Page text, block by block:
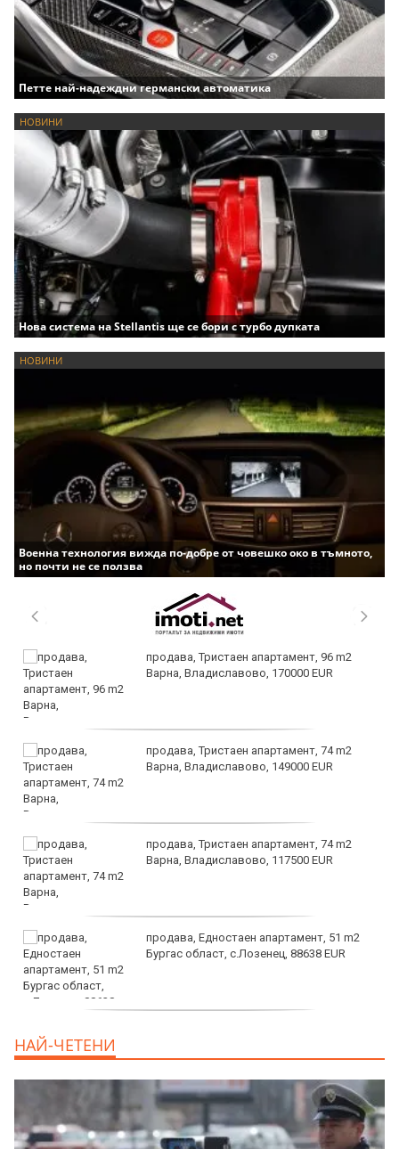
Петте най-надеждни германски автоматика
НОВИНИ
Нова система на Stellantis ще се бори с турбо дупката
НОВИНИ
Военна технология вижда по-добре от човешко око в тъмното,
но почти не се ползва
продава, Тристаен апартамент, 96 m2
Варна, Владиславово, 170000 EUR
продава, Тристаен апартамент, 74 m2
Варна, Владиславово, 149000 EUR
продава, Тристаен апартамент, 74 m2
Варна, Владиславово, 117500 EUR
продава, Едностаен апартамент, 51 m2
Бургас област, с.Лозенец, 88638 EUR
EUR
НАЙ-ЧЕТЕНИ